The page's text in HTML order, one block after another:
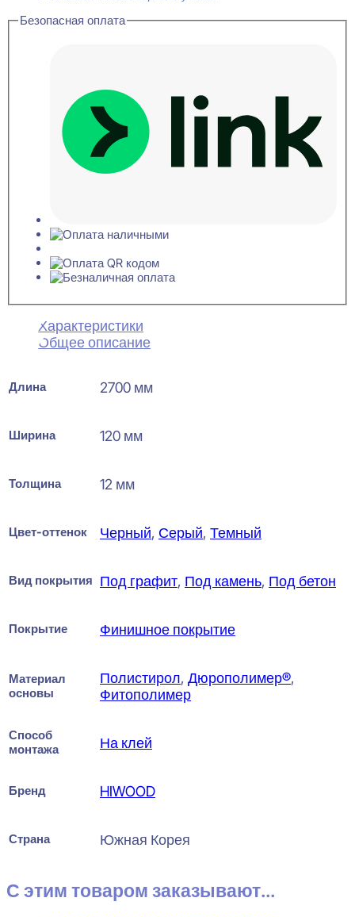
Безопасная оплата
Характеристики
Общее описание
Длина 2700 мм
Ширина 120 мм
Толщина 12 мм
Цвет-оттенок Черный, Серый, Темный
Вид покрытия Под графит, Под камень, Под бетон
Покрытие Финишное покрытие
Материал
основы
Полистирол, Дюрополимер®,
Фитополимер
Способ
монтажа
На клей
Бренд HIWOOD
Страна Южная Корея
С этим товаром заказывают...